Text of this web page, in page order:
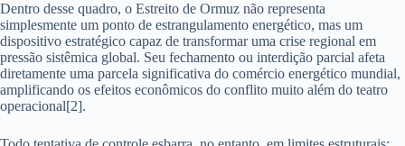
Dentro desse quadro, o Estreito de Ormuz não representa
simplesmente um ponto de estrangulamento energético, mas um
dispositivo estratégico capaz de transformar uma crise regional em
pressão sistêmica global. Seu fechamento ou interdição parcial afeta
diretamente uma parcela significativa do comércio energético mundial,
amplificando os efeitos econômicos do conflito muito além do teatro
operacional[2].